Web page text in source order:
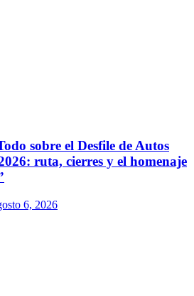
sobre el Desfile de Autos
ruta, cierres y el homenaje
6, 2026